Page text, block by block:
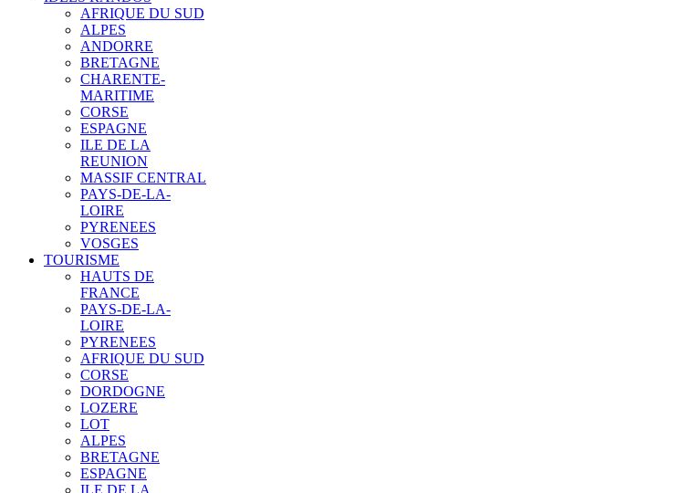
AFRIQUE DU SUD
ALPES
ANDORRE
BRETAGNE
CHARENTE-
MARITIME
CORSE
ESPAGNE
ILE DE LA
REUNION
MASSIF CENTRAL
PAYS-DE-LA-
LOIRE
PYRENEES
VOSGES
TOURISME
HAUTS DE
FRANCE
PAYS-DE-LA-
LOIRE
PYRENEES
AFRIQUE DU SUD
CORSE
DORDOGNE
LOZERE
LOT
ALPES
BRETAGNE
ESPAGNE
ILE DE LA